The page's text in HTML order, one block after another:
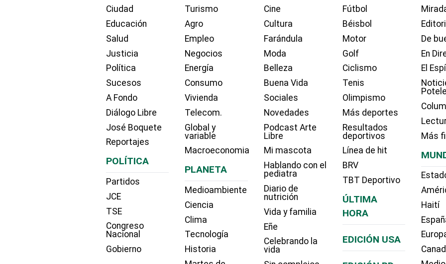
Ciudad
Educación
Salud
Justicia
Política
Sucesos
A Fondo
Diálogo Libre
José Boquete
Reportajes
POLÍTICA
Partidos
JCE
TSE
Congreso
Nacional
Gobierno
Turismo
Agro
Empleo
Negocios
Energía
Consumo
Vivienda
Telecom.
Global y
variable
Macroeconomia
PLANETA
Medioambiente
Ciencia
Clima
Tecnología
Historia
Cine
Cultura
Farándula
Moda
Belleza
Buena Vida
Sociales
Novedades
Podcast Arte
Libre
Mi mascota
Hablando con el
pediatra
Diario de
nutrición
Vida y familia
Eñe
Celebrando la
vida
Fútbol
Béisbol
Motor
Golf
Ciclismo
Tenis
Olimpismo
Más deportes
Resultados
deportivos
Línea de hit
BRV
TBT Deportivo
ÚLTIMA
HORA
EDICIÓN USA
De
En
El
Más
Haití